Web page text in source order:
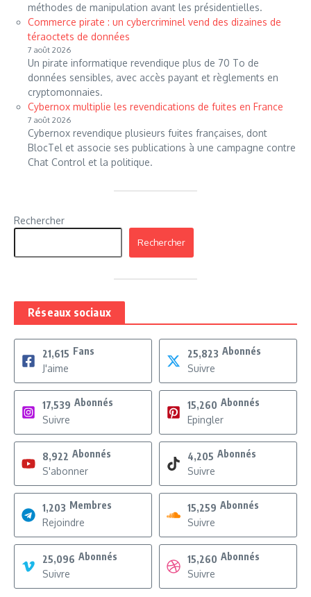
méthodes de manipulation avant les présidentielles.
Commerce pirate : un cybercriminel vend des dizaines de
téraoctets de données
7 août 2026
Un pirate informatique revendique plus de 70 To de
données sensibles, avec accès payant et règlements en
cryptomonnaies.
Cybernox multiplie les revendications de fuites en France
7 août 2026
Cybernox revendique plusieurs fuites françaises, dont
BlocTel et associe ses publications à une campagne contre
Chat Control et la politique.
Rechercher
Rechercher
Réseaux sociaux
21,615 Fans
J'aime
25,823 Abonnés
Suivre
17,539 Abonnés
Suivre
15,260 Abonnés
Epingler
8,922 Abonnés
S'abonner
4,205 Abonnés
Suivre
1,203 Membres
Rejoindre
15,259 Abonnés
Suivre
25,096 Abonnés
Suivre
15,260 Abonnés
Suivre